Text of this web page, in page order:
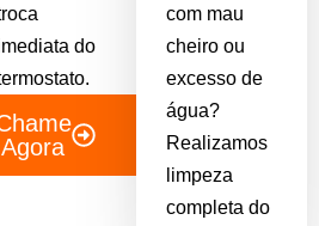
do
Agora
com mau
cheiro ou
excesso de
água?
Realizamos
limpeza
completa do